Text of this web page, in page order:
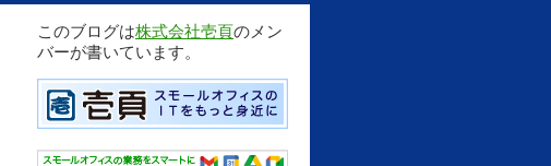
このブログは株式会社壱頁のメン
バーが書いています。